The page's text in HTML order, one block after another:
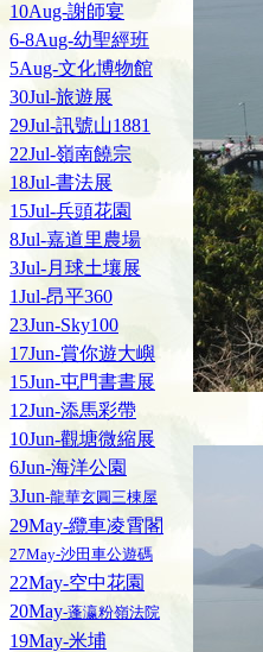
10Aug-謝師宴
6-8Aug-幼聖經班
5Aug-文化博物館
30Jul-旅遊展
29Jul-訊號山1881
22Jul-嶺南饒宗
18Jul-書法展
15Jul-兵頭花園
8Jul-嘉道里農場
3Jul-月球土壤展
1Jul-昂平360
23Jun-Sky100
17Jun-賞你遊大嶼
15Jun-屯門書晝展
12Jun-添馬彩帶
10Jun-觀塘微縮展
6Jun-海洋公園
3Jun-龍華玄圓三棟屋
29May-纜車凌霄閣
27May-沙田車公遊碼
22May-空中花園
20May-蓬瀛粉嶺法院
19May-米埔